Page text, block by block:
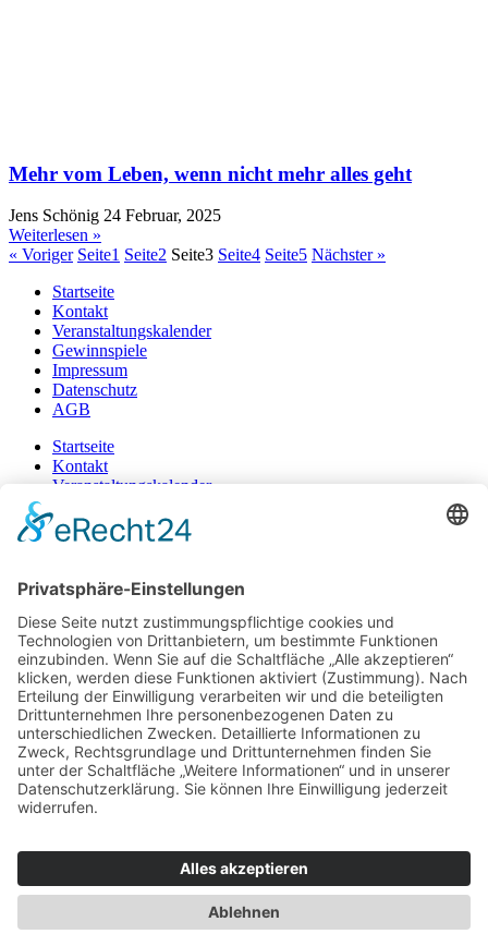
Mehr vom Leben, wenn nicht mehr alles geht
Jens Schönig 24 Februar, 2025
Weiterlesen »
« Voriger Seite1 Seite2 Seite3 Seite4 Seite5 Nächster »
Startseite
Kontakt
Veranstaltungskalender
Gewinnspiele
Impressum
Datenschutz
AGB
Startseite
Kontakt
Veranstaltungskalender
Impressum
Datenschutz
+49 471 983 37-0
© 2025 | Ein Produkt der GROTE MEDIA GmbH
Mediadaten hier downloaden
Facebook-f Instagram
Startseite
Kontakt
Veranstaltungskalender
Gewinnspiele
Veranstaltungskalender